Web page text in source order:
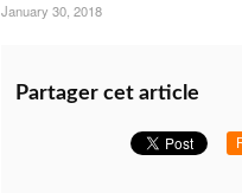
January 30, 2018
Partager cet article